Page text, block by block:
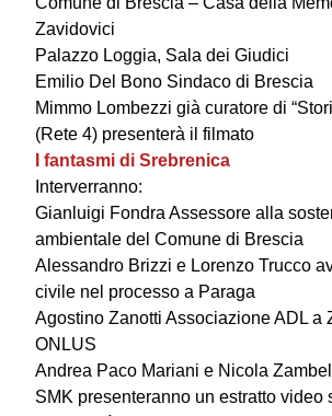
Zavidovici
Palazzo Loggia, Sala dei Giudici
Emilio Del Bono Sindaco di Brescia
Mimmo Lombezzi già curatore di
(Rete 4) presenterà il filmato
I fantasmi di Srebrenica
Interverranno:
Gianluigi Fondra Assessore alla
ambientale del Comune di Brescia
Alessandro Brizzi e Lorenzo Trucco
civile nel processo a Paraga
Agostino Zanotti Associazione ADL a
ONLUS
Andrea Paco Mariani e Nicola
SMK presenteranno un estratto video